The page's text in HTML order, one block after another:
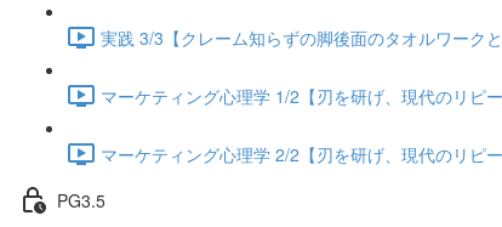
実践 3/3【クレーム知らずの脚後面のタオルワーク
マーケティング心理学 1/2【刃を研げ、現代のリピ
マーケティング心理学 2/2【刃を研げ、現代のリピ
PG3.5